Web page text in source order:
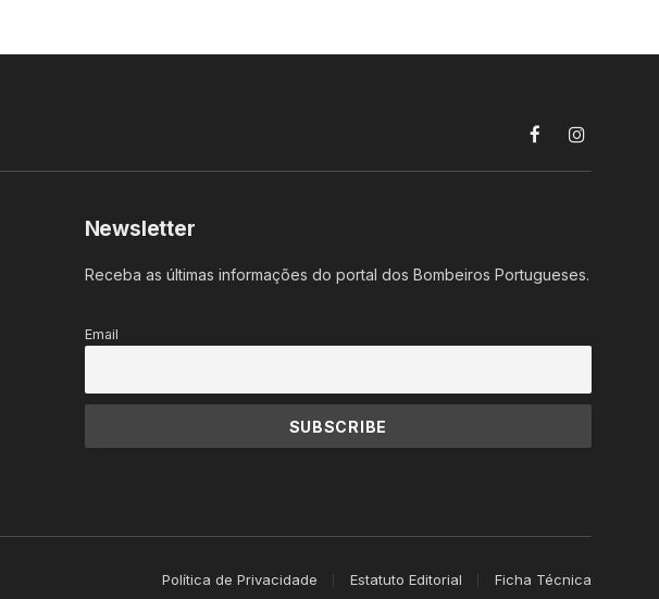
FacebookInstagram
Newsletter
Receba as últimas informações do portal dos Bombeiros Portugueses.
Email
Política de Privacidade Estatuto Editorial Ficha Técnica